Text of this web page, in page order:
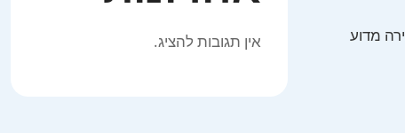
מדוע
אין תגובות להציג.